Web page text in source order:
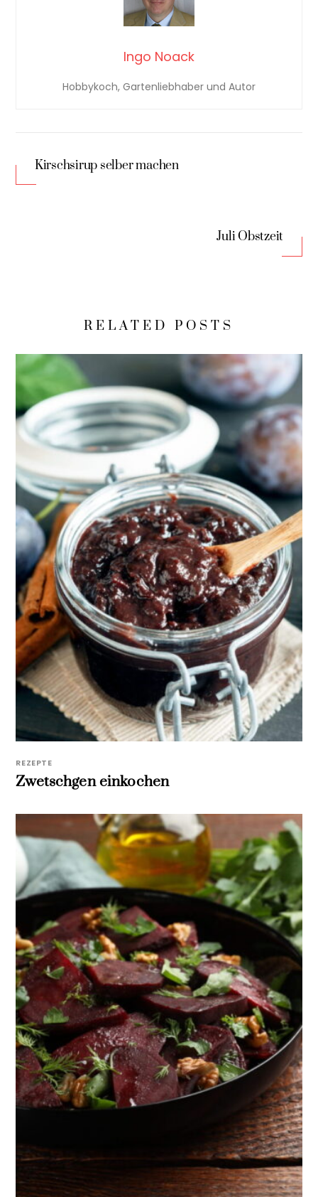
Ingo Noack
Hobbykoch, Gartenliebhaber und Autor
Kirschsirup selber machen
Juli Obstzeit
RELATED POSTS
REZEPTE
Zwetschgen einkochen